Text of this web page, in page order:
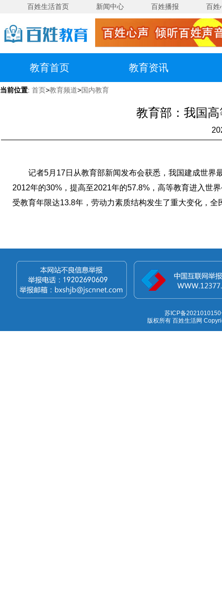
百姓生活首页 新闻中心 百姓播报 百姓
教育首页 教育资讯
当前位置: 首页>教育频道>国内教育
教育部：我国
记者5月17日从教育部新闻发布会获悉，我国建成世界
2012年的30%，提高至2021年的57.8%，高等教育进入世
受教育年限达13.8年，劳动力素质结构发生了重大变化，全
苏ICP备2021010150
版权所有 百姓生活网